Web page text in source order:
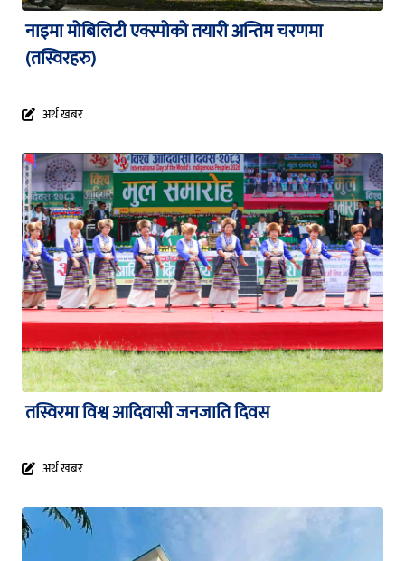
नाइमा मोबिलिटी एक्स्पोको तयारी अन्तिम चरणमा
(तस्विरहरु)
अर्थ खबर
तस्विरमा विश्व आदिवासी जनजाति दिवस
अर्थ खबर